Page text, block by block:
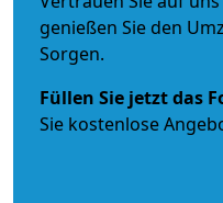
genießen Sie den
Sorgen.
Füllen Sie jetzt das
Sie kostenlose